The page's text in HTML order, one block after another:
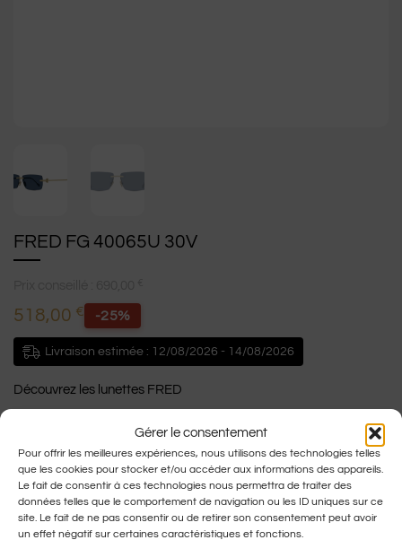
Gérer le consentement
Pour offrir les meilleures expériences, nous utilisons des technologies telles
que les cookies pour stocker et/ou accéder aux informations des appareils.
Le fait de consentir à ces technologies nous permettra de traiter des
données telles que le comportement de navigation ou les ID uniques sur ce
site. Le fait de ne pas consentir ou de retirer son consentement peut avoir
un effet négatif sur certaines caractéristiques et fonctions.
FRED FG 40065U 30V
518,00 € -25%
Livraison estimée : 12/08/2026 - 14/08/2026
Découvrez les lunettes FRED
Une paire de lunettes au design sophistiqué et moderne qui
incarne l’élégance à la française. Avec leur monture raffinée et
leur forme distinctive, elles s’adaptent à toutes les occasions,
alliant confort et style.
Matière des branches : Métal branches couleur Or